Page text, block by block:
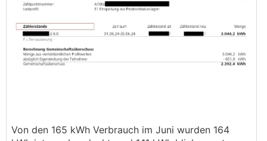
Von den 165 kWh Verbrauch im Juni wurden 164